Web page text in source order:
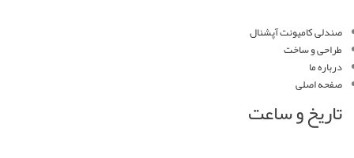
صندلی کامیونت آپشنال
طراحی و ساخت
درباره ما
صفحه اصلی
تاریخ و ساعت